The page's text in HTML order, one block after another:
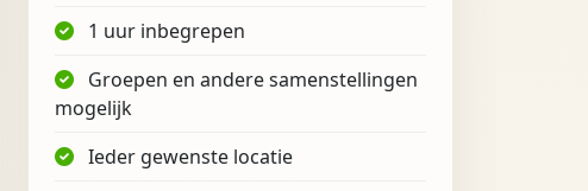
1 uur inbegrepen
Groepen en andere samenstellingen
mogelijk
Ieder gewenste locatie